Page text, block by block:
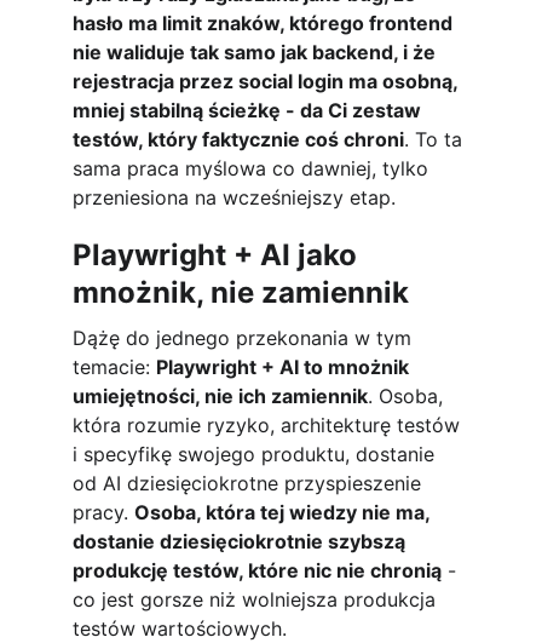
hasło ma limit znaków, którego frontend
nie waliduje tak samo jak backend, i że
rejestracja przez social login ma osobną,
mniej stabilną ścieżkę - da Ci zestaw
testów, który faktycznie coś chroni. To ta
sama praca myślowa co dawniej, tylko
przeniesiona na wcześniejszy etap.
Playwright + AI jako
mnożnik, nie zamiennik
Dążę do jednego przekonania w tym
temacie: Playwright + AI to mnożnik
umiejętności, nie ich zamiennik. Osoba,
która rozumie ryzyko, architekturę testów
i specyfikę swojego produktu, dostanie
od AI dziesięciokrotne przyspieszenie
pracy. Osoba, która tej wiedzy nie ma,
dostanie dziesięciokrotnie szybszą
produkcję testów, które nic nie chronią -
co jest gorsze niż wolniejsza produkcja
testów wartościowych.